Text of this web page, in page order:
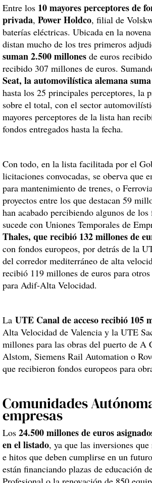
Entre los 10 mayores perceptores de
privada, Power Holdco, filial de
baterías eléctricas. Ubicada en la
distan mucho de los tres primeros
suman 2.500 millones de euros
recibido 307 millones de euros.
Seat, la automovilística alemana
hasta los 25 principales perceptores, la
sobre el total, con el sector
mayores perceptores de la lista han
fondos entregados hasta la fecha.
Con todo, en la lista facilitada por el
licitaciones convocadas, se oberva que
para mantenimiento de trenes, o
proyectos entre los que destacan 59
han acabado percibiendo algunos de
sucede con Uniones Temporales de
Thales, que recibió 132 millones de
con fondos europeos, por detrás de la
del corredor mediterráneo de alta
recibió 119 millones de euros para
para Adif-Alta Velocidad.
La UTE Canal de acceso recibió 105
Alta Velocidad de Valencia y la UTE
millones para las obras del puerto de
Alstom, Siemens Rail Automation o
que recibieron fondos europeos para
Comunidades
empresas
Los 24.500 millones de euros
en el listado, ya que las inversiones
e hitos que deben cumplirse en un
están financiando plazas de educación